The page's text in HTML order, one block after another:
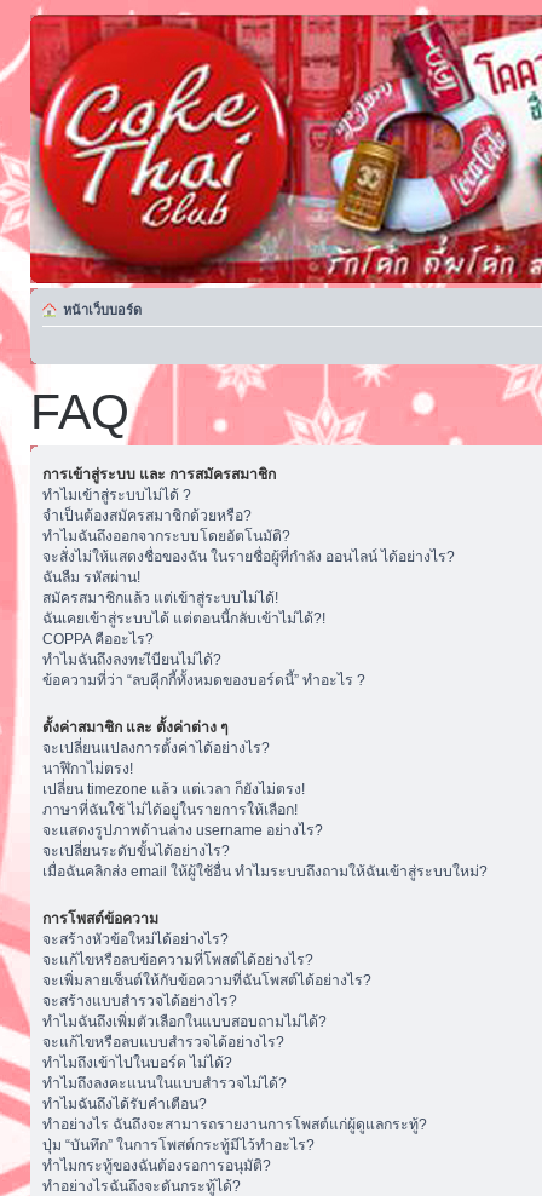
หน้าเว็บบอร์ด
FAQ
การเข้าสู่ระบบ และ การสมัครสมาชิก
ทำไมเข้าสู่ระบบไม่ได้ ?
จำเป็นต้องสมัครสมาชิกด้วยหรือ?
ทำไมฉันถึงออกจากระบบโดยอัตโนมัติ?
จะสั่งไม่ให้แสดงชื่อของฉัน ในรายชื่อผู้ที่กำลัง ออนไลน์ ได้อย่างไร?
ฉันลืม รหัสผ่าน!
สมัครสมาชิกแล้ว แต่เข้าสู่ระบบไม่ได้!
ฉันเคยเข้าสู่ระบบได้ แต่ตอนนี้กลับเข้าไม่ได้?!
COPPA คืออะไร?
ทำไมฉันถึงลงทะเีบียนไม่ได้?
ข้อความที่ว่า “ลบคุีกกี้ทั้งหมดของบอร์ดนี้” ทำอะไร ?
ตั้งค่าสมาชิก และ ตั้งค่าต่าง ๆ
จะเปลี่ยนแปลงการตั้งค่าได้อย่างไร?
นาฬิกาไม่ตรง!
เปลี่ยน timezone แล้ว แต่เวลา ก็ยังไม่ตรง!
ภาษาที่ฉันใช้ ไม่ได้อยู่ในรายการให้เลือก!
จะแสดงรูปภาพด้านล่าง username อย่างไร?
จะเปลี่ยนระดับขั้นได้อย่างไร?
เมื่อฉันคลิกส่ง email ให้ผู้ใช้อื่น ทำไมระบบถึงถามให้ฉันเข้าสู่ระบบใหม่?
การโพสต์ข้อความ
จะสร้างหัวข้อใหม่ได้อย่างไร?
จะแก้ไขหรือลบข้อความที่โพสต์ได้อย่างไร?
จะเพิ่มลายเซ็นต์ให้กับข้อความที่ฉันโพสต์ได้อย่างไร?
จะสร้างแบบสำรวจได้อย่างไร?
ทำไมฉันถึงเพิ่มตัวเลือกในแบบสอบถามไม่ได้?
จะแก้ไขหรือลบแบบสำรวจได้อย่างไร?
ทำไมถึงเข้าไปในบอร์ด ไม่ได้?
ทำไมถึงลงคะแนนในแบบสำรวจไม่ได้?
ทำไมฉันถึงได้รับคำเตือน?
ทำอย่างไร ฉันถึงจะสามารถรายงานการโพสต์แก่ผู้ดูแลกระทู้?
ปุ่ม “บันทึก” ในการโพสต์กระทู้มีไว้ทำอะไร?
ทำไมกระทู้ของฉันต้องรอการอนุมัติ?
ทำอย่างไรฉันถึงจะดันกระทู้ได้?